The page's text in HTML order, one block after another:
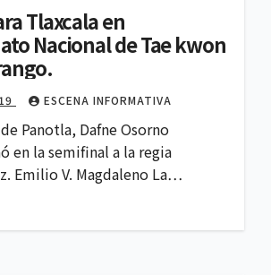
Tlaxcala en
Nacional de Tae kwon
ESCENA INFORMATIVA
Panotla, Dafne Osorno
en la semifinal a la regia
Emilio V. Magdaleno La…